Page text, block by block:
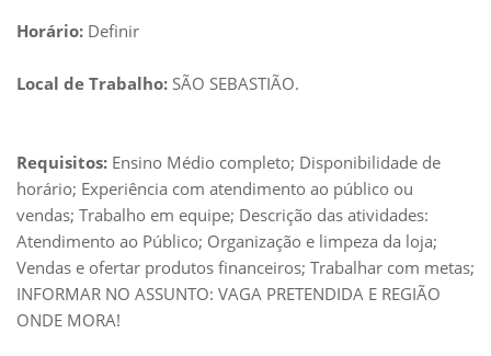
Horário: Definir
Local de Trabalho: SÃO SEBASTIÃO.
Requisitos: Ensino Médio completo; Disponibilidade de
horário; Experiência com atendimento ao público ou
vendas; Trabalho em equipe; Descrição das atividades:
Atendimento ao Público; Organização e limpeza da loja;
Vendas e ofertar produtos financeiros; Trabalhar com metas;
INFORMAR NO ASSUNTO: VAGA PRETENDIDA E REGIÃO
ONDE MORA!